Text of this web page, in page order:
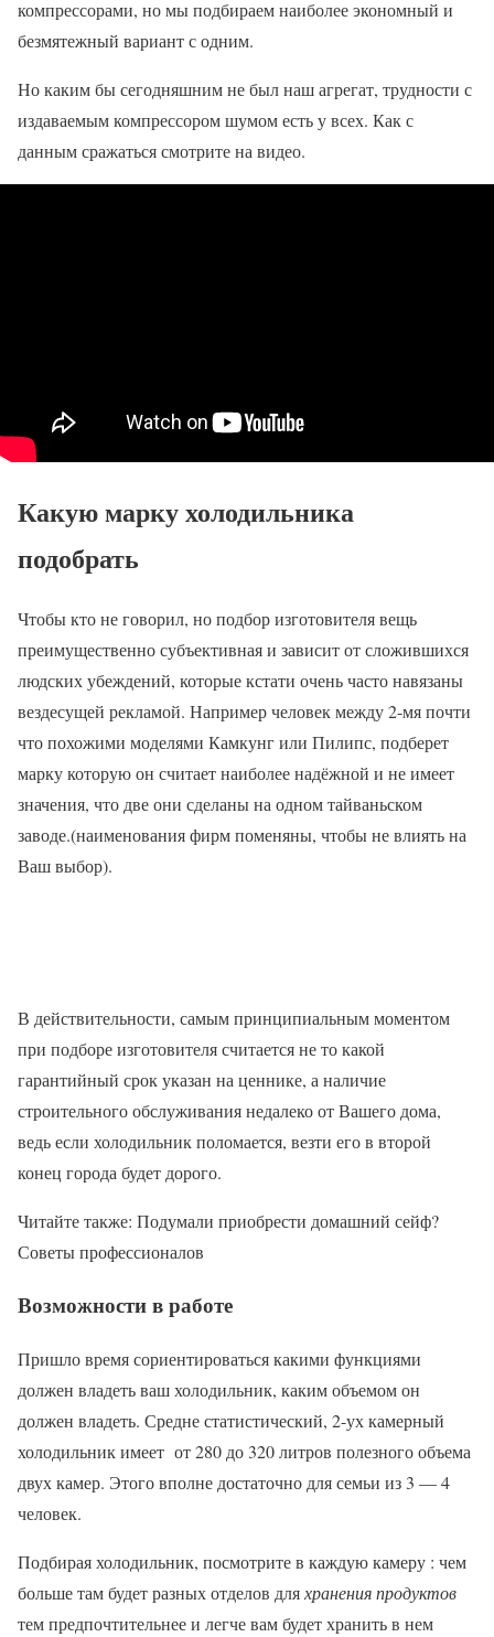
компрессорами, но мы подбираем наиболее экономный и
безмятежный вариант с одним.
Но каким бы сегодняшним не был наш агрегат, трудности с
издаваемым компрессором шумом есть у всех. Как с
данным сражаться смотрите на видео.
Какую марку холодильника
подобрать
Чтобы кто не говорил, но подбор изготовителя вещь
преимущественно субъективная и зависит от сложившихся
людских убеждений, которые кстати очень часто навязаны
вездесущей рекламой. Например человек между 2-мя почти
что похожими моделями Камкунг или Пилипс, подберет
марку которую он считает наиболее надёжной и не имеет
значения, что две они сделаны на одном тайваньском
заводе.(наименования фирм поменяны, чтобы не влиять на
Ваш выбор).
В действительности, самым принципиальным моментом
при подборе изготовителя считается не то какой
гарантийный срок указан на ценнике, а наличие
строительного обслуживания недалеко от Вашего дома,
ведь если холодильник поломается, везти его в второй
конец города будет дорого.
Читайте также: Подумали приобрести домашний сейф?
Советы профессионалов
Возможности в работе
Пришло время сориентироваться какими функциями
должен владеть ваш холодильник, каким объемом он
должен владеть. Средне статистический, 2-ух камерный
холодильник имеет от 280 до 320 литров полезного объема
двух камер. Этого вполне достаточно для семьи из 3 — 4
человек.
Подбирая холодильник, посмотрите в каждую камеру : чем
больше там будет разных отделов дляхранения продуктов
тем предпочтительнее и легче вам будет хранить в нем